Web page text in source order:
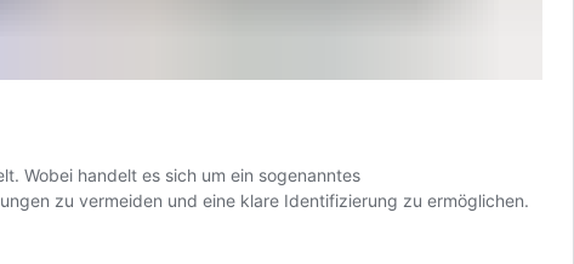
Wobei handelt es sich um ein sogenanntes
zu vermeiden und eine klare Identifizierung zu ermöglichen.